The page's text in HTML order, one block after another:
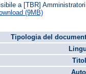
a [TBR]
(9MB)
Tipologia del